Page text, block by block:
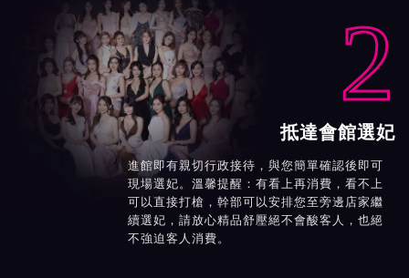
2
抵達會館選妃
進館即有親切行政接待，與您簡單確認後即可
現場選妃。溫馨提醒：有看上再消費，看不上
可以直接打槍，幹部可以安排您至旁邊店家繼
續選妃，請放心精品舒壓絕不會酸客人，也絕
不強迫客人消費。